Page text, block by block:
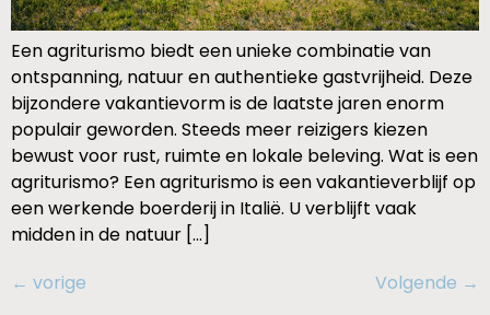
Een agriturismo biedt een unieke combinatie van
ontspanning, natuur en authentieke gastvrijheid. Deze
bijzondere vakantievorm is de laatste jaren enorm
populair geworden. Steeds meer reizigers kiezen
bewust voor rust, ruimte en lokale beleving. Wat is een
agriturismo? Een agriturismo is een vakantieverblijf op
een werkende boerderij in Italië. U verblijft vaak
midden in de natuur […]
← vorige Volgende →